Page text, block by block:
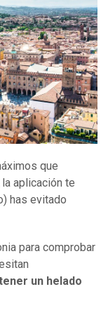
que
aplicación te
has evitado
para comprobar
un helado